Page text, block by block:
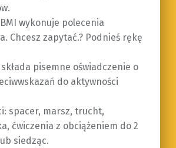
wykonuje polecenia
Chcesz zapytać.? Podnieś rękę
pisemne oświadczenie o
do aktywności
spacer, marsz, trucht,
ćwiczenia z obciążeniem do 2
siedząc.